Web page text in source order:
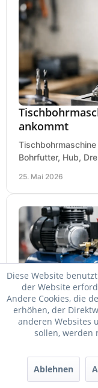
ankommt
Bohrfutter, Hub,
25. Mai 2026
Welcher
Welcher
passend für
23. Mai 2026
Diese Website
der Website
Andere Cookies, die
erhöhen, der
anderen Websites
sollen, werden
Ablehnen